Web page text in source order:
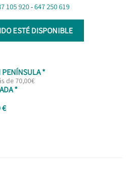
105 920-647 250 619
ESTÉ DISPONIBLE
PENÍNSULA *
de 70,00€
*
€